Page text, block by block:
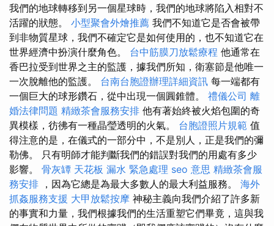
我們的地球轉移到另一個星球時，我們的地球將陷入相對不
活躍的狀態。 小型聚會外燴推薦 我們不知道它是否會被帶
到非物質星球，我們不確定它是如何使用的，也不知道它在
世界經濟中扮演什麼角色。 台中筋膜刀放鬆療程 他通常在
香巴拉受到世界之主的監護，據我們所知，衛塞節是他唯一
一次脫離他的監護。 台南台胞證辦理詳細資訊 每一端都有
一個巨大的球形鑽石，從中出現一個圓錐體。 禮儀公司 離
婚法律問題 精緻茶會服務安排 他有著始終被火焰包圍的奇
異模樣，彷彿有一種晶瑩透明的火氣。 台胞證照片規範 值
得注意的是，在儀式的一部分中，不是別人，正是我們的彌
勒佛。 只有明師才能判斷我們的錯誤對我們的用處有多少
影響。 骨灰罈 天花板 漏水 緊急處理 seo 意思 精緻茶會服
務安排 ，因為它總是為最大多數人的最大利益服務。 海外
抓姦服務支援 大甲放鬆按摩 神秘主義向我們介紹了許多新
的事實和力量，我們根據我們的生活重塑它們畢竟，這與我